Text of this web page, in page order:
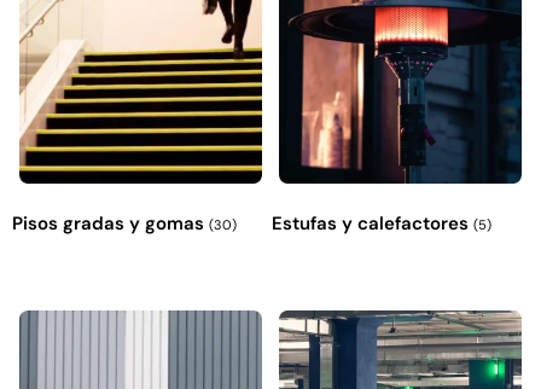
Pisos gradas y gomas (30) Estufas y calefactores (5)